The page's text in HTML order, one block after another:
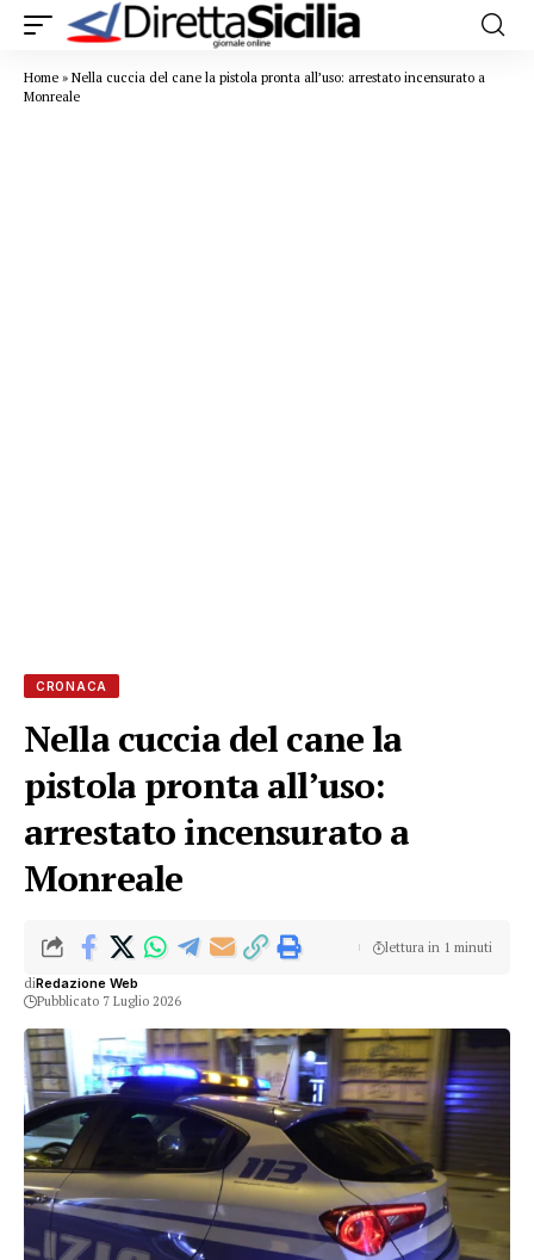
Home » Nella cuccia del cane la pistola pronta all’uso: arrestato incensurato a
Monreale
CRONACA
Nella cuccia del cane la
pistola pronta all’uso:
arrestato incensurato a
Monreale
diRedazione Web
Pubblicato 7 Luglio 2026
lettura in 1 minuti